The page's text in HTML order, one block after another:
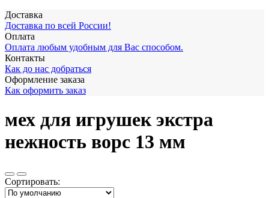
Доставка
Доставка по всей России!
Оплата
Оплата любым удобным для Вас способом.
Контакты
Как до нас добраться
Оформление заказа
Как оформить заказ
мех для игрушек экстра
нежность ворс 13 мм
Сортировать: